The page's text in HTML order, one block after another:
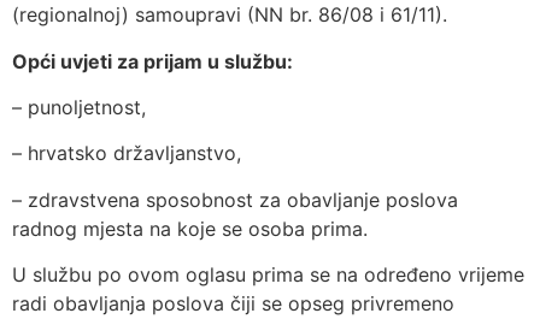
(regionalnoj) samoupravi (NN br. 86/08 i 61/11).
Opći uvjeti za prijam u službu:
– punoljetnost,
– hrvatsko državljanstvo,
– zdravstvena sposobnost za obavljanje poslova
radnog mjesta na koje se osoba prima.
U službu po ovom oglasu prima se na određeno vrijeme
radi obavljanja poslova čiji se opseg privremeno